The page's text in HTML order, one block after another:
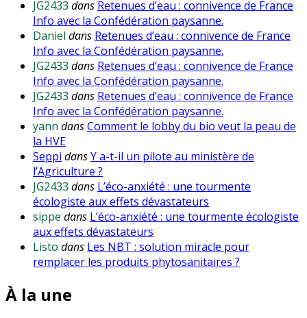
JG2433 dans Retenues d’eau : connivence de France
Info avec la Confédération paysanne.
Daniel dans Retenues d’eau : connivence de France
Info avec la Confédération paysanne.
JG2433 dans Retenues d’eau : connivence de France
Info avec la Confédération paysanne.
JG2433 dans Retenues d’eau : connivence de France
Info avec la Confédération paysanne.
yann dansComment le lobby du bio veut la peau de
la HVE
Seppi dansY a-t-il un pilote au ministère de
l’Agriculture ?
JG2433 dans L’éco-anxiété : une tourmente
écologiste aux effets dévastateurs
sippe dans L’éco-anxiété : une tourmente écologiste
aux effets dévastateurs
Listo dans Les NBT : solution miracle pour
remplacer les produits phytosanitaires ?
À la une